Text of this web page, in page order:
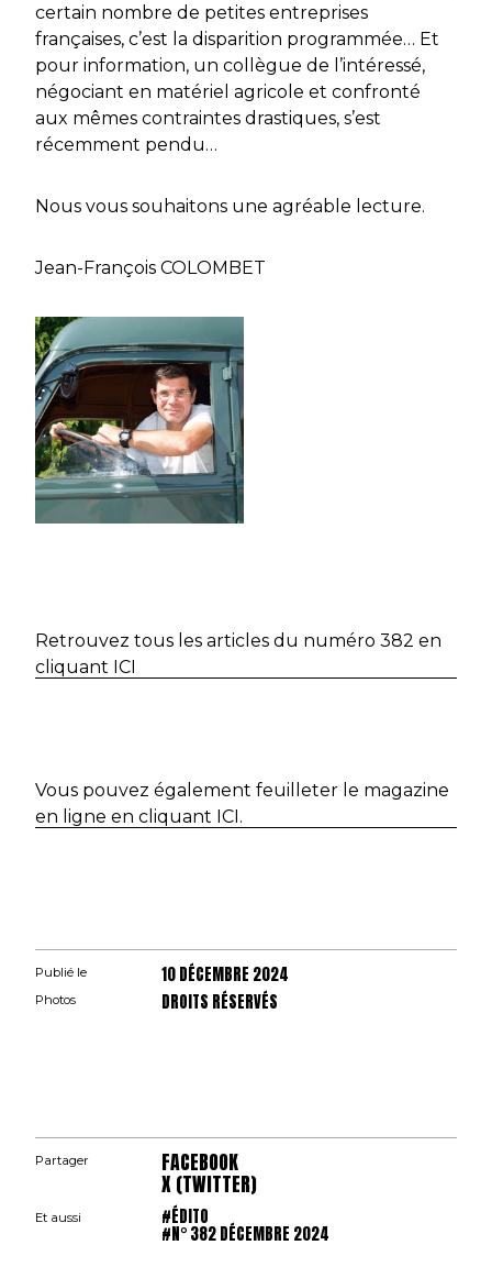
certain nombre de petites entreprises
françaises, c’est la disparition programmée… Et
pour information, un collègue de l’intéressé,
négociant en matériel agricole et confronté
aux mêmes contraintes drastiques, s’est
récemment pendu…
Nous vous souhaitons une agréable lecture.
Jean-François COLOMBET
Retrouvez tous les articles du numéro 382 en
cliquant ICI
Vous pouvez également feuilleter le magazine
en ligne en cliquant ICI.
Publié le 10 DÉCEMBRE 2024
Photos DROITS RÉSERVÉS
Partager FACEBOOK
X (TWITTER)
Et aussi #ÉDITO
#N° 382 DÉCEMBRE 2024